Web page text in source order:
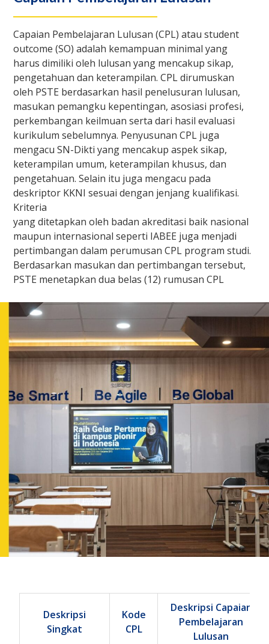
Capaian Pembelajaran Lulusan (CPL) atau student
outcome (SO) adalah kemampuan minimal yang
harus dimiliki oleh lulusan yang mencakup sikap,
pengetahuan dan keterampilan. CPL dirumuskan
oleh PSTE berdasarkan hasil penelusuran lulusan,
masukan pemangku kepentingan, asosiasi profesi,
perkembangan keilmuan serta dari hasil evaluasi
kurikulum sebelumnya. Penyusunan CPL juga
mengacu SN-Dikti yang mencakup aspek sikap,
keterampilan umum, keterampilan khusus, dan
pengetahuan. Selain itu juga mengacu pada
deskriptor KKNI sesuai dengan jenjang kualifikasi.
Kriteria
yang ditetapkan oleh badan akreditasi baik nasional
maupun internasional seperti IABEE juga menjadi
pertimbangan dalam perumusan CPL program studi.
Berdasarkan masukan dan pertimbangan tersebut,
PSTE menetapkan dua belas (12) rumusan CPL
Deskripsi
Singkat
Kode
CPL
Deskripsi Capaian
Pembelajaran
Lulusan